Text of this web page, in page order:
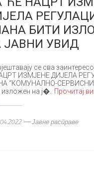
БИТИ
ЈАВНИ УВИД
се сва
ИЗМЈЕНЕ ДИЈЕЛА
“КОМУНАЛНО-СЕРВИСНИ
изложен на ј�..
Прочитај
Јавне расправе